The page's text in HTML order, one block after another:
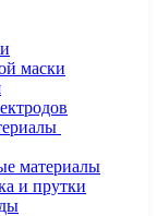
маски
материалы
и прутки